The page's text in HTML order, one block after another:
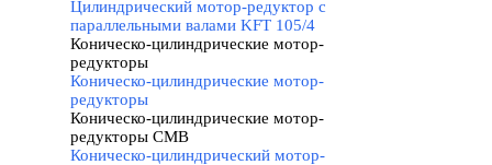
Цилиндрический мотор-редуктор с
параллельными валами KFT 105/4
Коническо-цилиндрические мотор-
редукторы
Коническо-цилиндрические мотор-
редукторы
Коническо-цилиндрические мотор-
редукторы CMB
Коническо-цилиндрический мотор-